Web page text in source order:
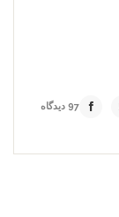
97 دیدگاه